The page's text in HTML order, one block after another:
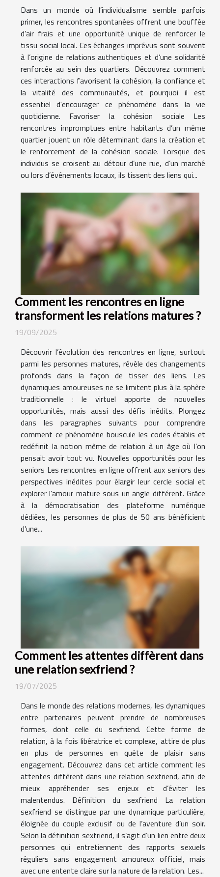
Dans un monde où l’individualisme semble parfois
primer, les rencontres spontanées offrent une bouffée
d’air frais et une opportunité unique de renforcer le
tissu social local. Ces échanges imprévus sont souvent
à l’origine de relations authentiques et d’une solidarité
renforcée au sein des quartiers. Découvrez comment
ces interactions favorisent la cohésion, la confiance et
la vitalité des communautés, et pourquoi il est
essentiel d'encourager ce phénomène dans la vie
quotidienne. Favoriser la cohésion sociale Les
rencontres impromptues entre habitants d’un même
quartier jouent un rôle déterminant dans la création et
le renforcement de la cohésion sociale. Lorsque des
individus se croisent au détour d’une rue, d’un marché
ou lors d’événements locaux, ils tissent des liens qui...
Comment les rencontres en ligne
transforment les relations matures ?
19/09/2025
Découvrir l’évolution des rencontres en ligne, surtout
parmi les personnes matures, révèle des changements
profonds dans la façon de tisser des liens. Les
dynamiques amoureuses ne se limitent plus à la sphère
traditionnelle : le virtuel apporte de nouvelles
opportunités, mais aussi des défis inédits. Plongez
dans les paragraphes suivants pour comprendre
comment ce phénomène bouscule les codes établis et
redéfinit la notion même de relation à un âge où l’on
pensait avoir tout vu. Nouvelles opportunités pour les
seniors Les rencontres en ligne offrent aux seniors des
perspectives inédites pour élargir leur cercle social et
explorer l'amour mature sous un angle différent. Grâce
à la démocratisation des plateforme numérique
dédiées, les personnes de plus de 50 ans bénéficient
d'une...
Comment les attentes diffèrent dans
une relation sexfriend ?
19/07/2025
Dans le monde des relations modernes, les dynamiques
entre partenaires peuvent prendre de nombreuses
formes, dont celle du sexfriend. Cette forme de
relation, à la fois libératrice et complexe, attire de plus
en plus de personnes en quête de plaisir sans
engagement. Découvrez dans cet article comment les
attentes diffèrent dans une relation sexfriend, afin de
mieux appréhender ses enjeux et d’éviter les
malentendus. Définition du sexfriend La relation
sexfriend se distingue par une dynamique particulière,
éloignée du couple exclusif ou de l’aventure d’un soir.
Selon la définition sexfriend, il s’agit d’un lien entre deux
personnes qui entretiennent des rapports sexuels
réguliers sans engagement amoureux officiel, mais
avec une entente claire sur la nature de la relation. Les...